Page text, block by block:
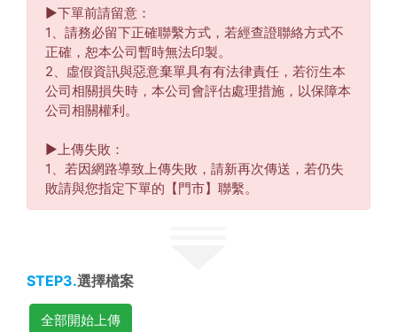
▶︎下單前請留意：
1、請務必留下正確聯繫方式，若經查證聯絡方式不
正確，恕本公司暫時無法印製。
2、虛假資訊與惡意棄單具有有法律責任，若衍生本
公司相關損失時，本公司會評估處理措施，以保障本
公司相關權利。
▶︎上傳失敗：
1、若因網路導致上傳失敗，請新再次傳送，若仍失
敗請與您指定下單的【門市】聯繫。
STEP3.選擇檔案
全部開始上傳